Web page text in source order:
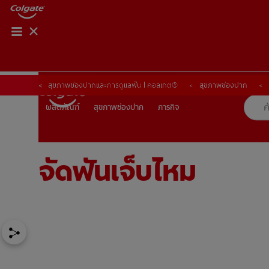
ผลิตภัณฑ์ สุขภาพช่องปาก
TH (TH) ลงทะเบียน
ผลิตภัณฑ์ สุขภาพช่องปาก ภารกิจ
การจับคู่ผลิตภัณฑ์
สุขภาพช่องปากและการดูแลฟัน | คอลเกต® สุขภาพช่องปาก
จัดฟันเจ็บไหม